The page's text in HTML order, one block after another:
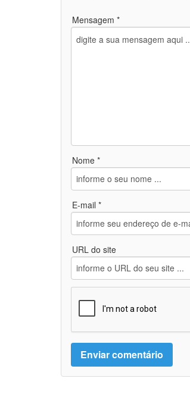
Mensagem *
Nome *
E-mail *
URL do site